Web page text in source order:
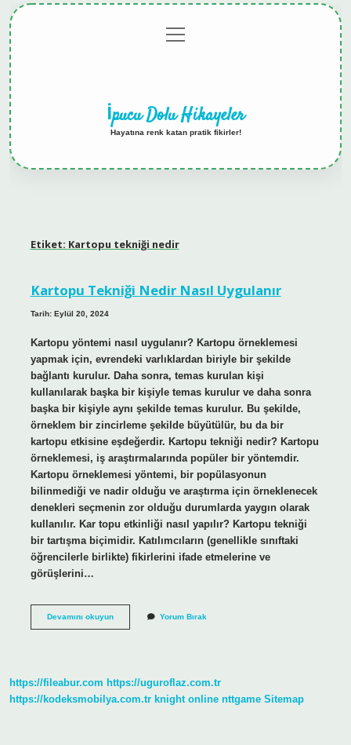
menüyü
aç
İpucu Dolu Hikayeler
Hayatına renk katan pratik fikirler!
Etiket: Kartopu tekniği nedir
Kartopu Tekniği Nedir Nasıl Uygulanır
Tarih: Eylül 20, 2024
Kartopu yöntemi nasıl uygulanır? Kartopu örneklemesi
yapmak için, evrendeki varlıklardan biriyle bir şekilde
bağlantı kurulur. Daha sonra, temas kurulan kişi
kullanılarak başka bir kişiyle temas kurulur ve daha sonra
başka bir kişiyle aynı şekilde temas kurulur. Bu şekilde,
örneklem bir zincirleme şekilde büyütülür, bu da bir
kartopu etkisine eşdeğerdir. Kartopu tekniği nedir? Kartopu
örneklemesi, iş araştırmalarında popüler bir yöntemdir.
Kartopu örneklemesi yöntemi, bir popülasyonun
bilinmediği ve nadir olduğu ve araştırma için örneklenecek
denekleri seçmenin zor olduğu durumlarda yaygın olarak
kullanılır. Kar topu etkinliği nasıl yapılır? Kartopu tekniği
bir tartışma biçimidir. Katılımcıların (genellikle sınıftaki
öğrencilerle birlikte) fikirlerini ifade etmelerine ve
görüşlerini…
Devamını okuyunKartopu
Yorum Bırak
https://fileabur.com https://uguroflaz.com.tr
https://kodeksmobilya.com.tr knight online nttgame Sitemap